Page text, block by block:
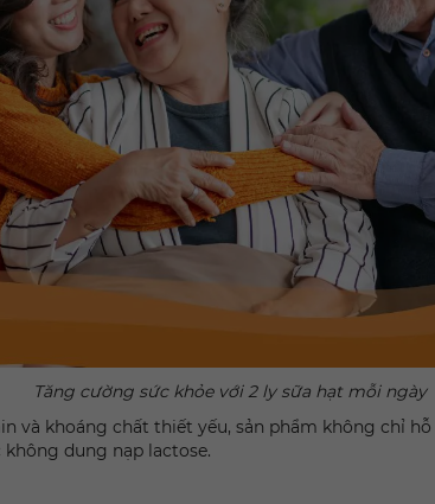
Tăng cường sức khỏe với 2 ly sữa hạt mỗi ngày
và khoáng chất thiết yếu, sản phẩm không chỉ
dung nạp lactose.